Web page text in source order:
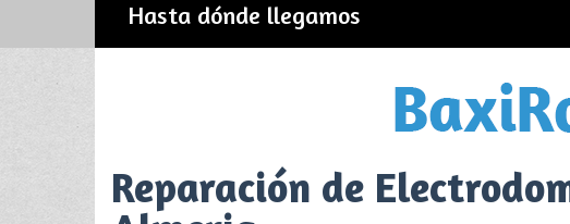
Hasta dónde llegamos
Reparación de